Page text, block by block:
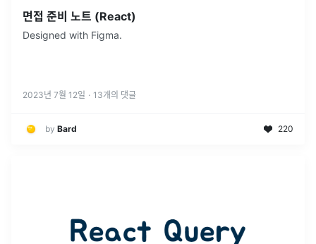
면접 준비 노트 (React)
Designed with Figma.
2023년 7월 12일 · 13개의 댓글
by Bard 220